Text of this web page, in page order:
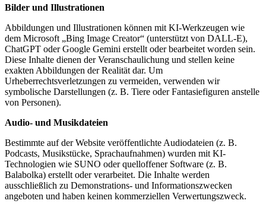
Bilder und Illustrationen
Abbildungen und Illustrationen können mit KI-Werkzeugen wie
dem Microsoft „Bing Image Creator“ (unterstützt von DALL-E),
ChatGPT oder Google Gemini erstellt oder bearbeitet worden sein.
Diese Inhalte dienen der Veranschaulichung und stellen keine
exakten Abbildungen der Realität dar. Um
Urheberrechtsverletzungen zu vermeiden, verwenden wir
symbolische Darstellungen (z. B. Tiere oder Fantasiefiguren anstelle
von Personen).
Audio- und Musikdateien
Bestimmte auf der Website veröffentlichte Audiodateien (z. B.
Podcasts, Musikstücke, Sprachaufnahmen) wurden mit KI-
Technologien wie SUNO oder quelloffener Software (z. B.
Balabolka) erstellt oder verarbeitet. Die Inhalte werden
ausschließlich zu Demonstrations- und Informationszwecken
angeboten und haben keinen kommerziellen Verwertungszweck.